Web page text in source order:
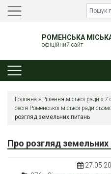
РОМЕНСЬКА
офіційний сайт
Головна » Рішення міської ради » 7
сесія Роменської міської ради
розгляд земельних питань
Про розгляд земельних